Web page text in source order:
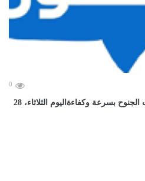
0
الدفع بخمس قاطرات لإنهاء حادث الجنوح بسرعة وكفاءةاليوم الثلاثاء، 28